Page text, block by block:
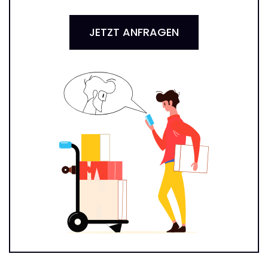
JETZT ANFRAGEN